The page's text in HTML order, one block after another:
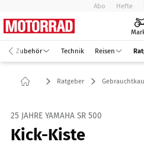
Abo Hefte
Zubehör Technik Reisen
Ratgeber
25 JAHRE YAMAHA SR 500
Kick-Kiste